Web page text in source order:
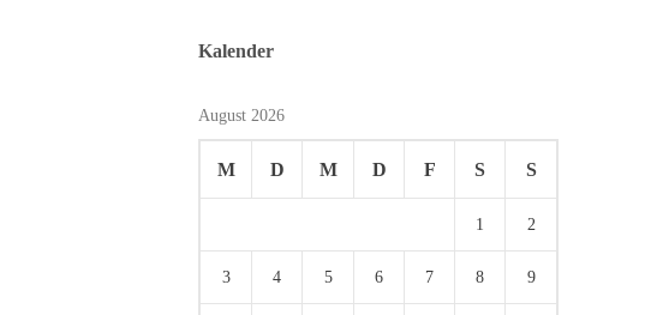
Kalender
August 2026
M D M D F S S
1 2
3 4 5 6 7 8 9